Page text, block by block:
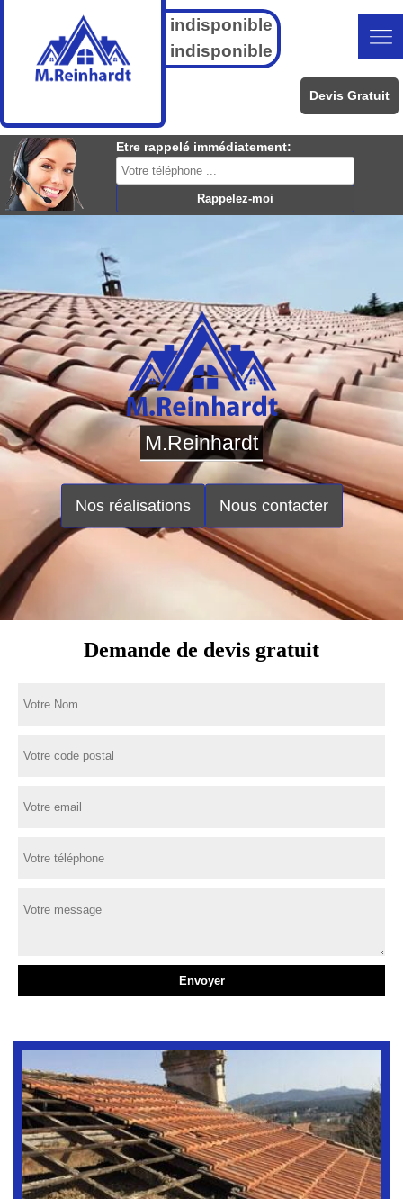
indisponible
indisponible
Devis Gratuit
Etre rappelé immédiatement:
M.Reinhardt
Nos réalisations Nous contacter
Demande de devis gratuit